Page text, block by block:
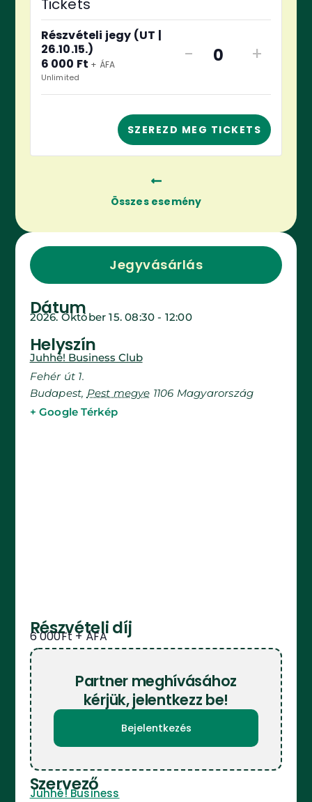
Tickets
Részvételi jegy (UT |
26.10.15.)
6 000 Ft + ÁFA
Unlimited
- Quantity
+
SZEREZD MEG TICKETS
Összes esemény
Jegyvásárlás
Dátum
2026. Október 15. 08:30 - 12:00
Helyszín
Juhhé! Business Club
Fehér út 1.
Budapest, Pest megye 1106 Magyarország
+ Google Térkép
Részvételi díj
6 000Ft
Partner meghívásához
kérjük, jelentkezz be!
Bejelentkezés
Szervező
Juhhé! Business